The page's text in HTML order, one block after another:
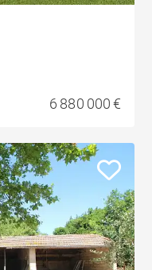
6 880 000 €